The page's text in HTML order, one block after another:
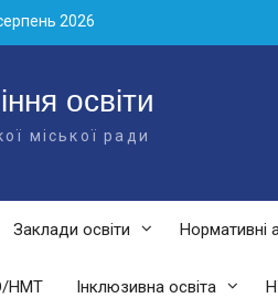
2026
2026
станом на 01.08.2026
освіти
міської ради
Заклади освіти Нормативні
НМТ Інклюзивна освіта